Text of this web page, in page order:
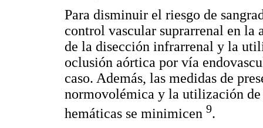
Para disminuir el riesgo de
control vascular suprarrenal en la
de la disección infrarrenal y la
oclusión aórtica por vía
caso. Además, las medidas de
normovolémica y la utilización de
hemáticas se minimicen 9.